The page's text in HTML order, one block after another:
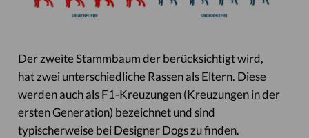
Der zweite Stammbaum der berücksichtigt wird,
hat zwei unterschiedliche Rassen als Eltern. Diese
werden auch als F1-Kreuzungen (Kreuzungen in der
ersten Generation) bezeichnet und sind
typischerweise bei Designer Dogs zu finden.